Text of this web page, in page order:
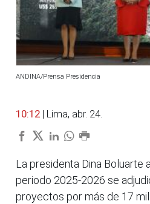
ANDINA/Prensa Presidencia
10:12 | Lima, abr. 24.
La presidenta Dina Boluarte
periodo 2025-2026 se
proyectos por más de 17